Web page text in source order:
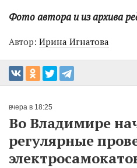
Фото автора и из архива
Автор: Ирина Игнатова
вчера в 18:25
Во Владимире
регулярные